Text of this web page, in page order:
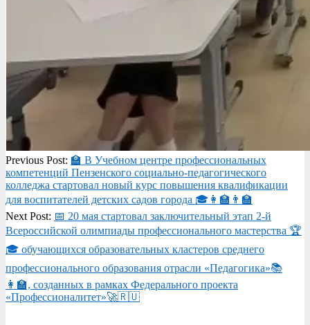
2026-
05-
21
Previous Post: 🏫 В Учебном центре профессиональных
компетенций Пензенского социально-педагогического
колледжа стартовал новый курс повышения квалификации
для воспитателей детских садов города 🎓👩‍🏫👨‍🏫
Next Post: 📅 20 мая стартовал заключительный этап 2-й
Всероссийской олимпиады профессионального мастерства 🏆
🎓 обучающихся образовательных кластеров среднего
профессионального образования отрасли «Педагогика»📚
👩‍🏫, созданных в рамках Федерального проекта
«Профессионалитет»🚀🇷🇺